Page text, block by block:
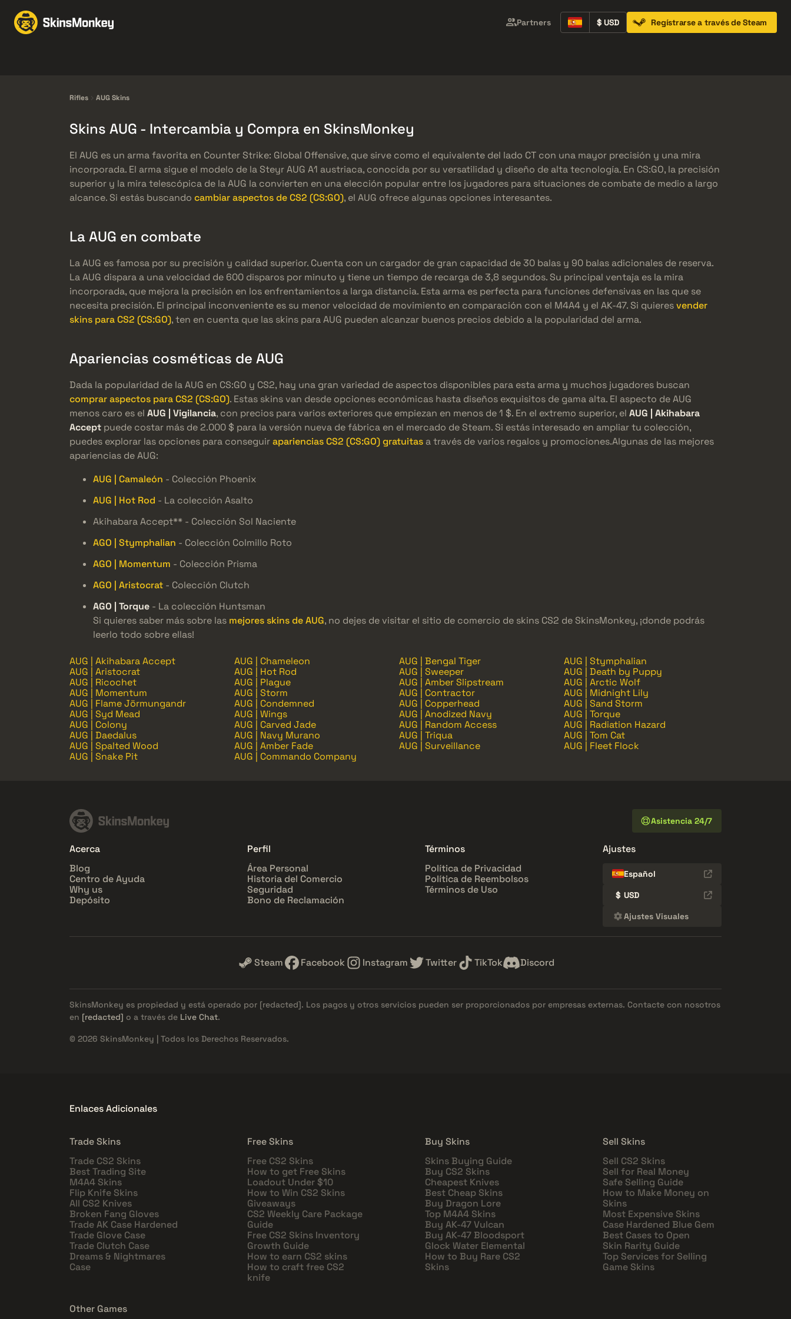
Partners $ USD Regístrarse a través de Steam
Rifles AUG Skins
Skins AUG - Intercambia y Compra en SkinsMonkey
El AUG es un arma favorita en Counter Strike: Global Offensive, que sirve como el equivalente del lado CT con una mayor precisión y una mira
incorporada. El arma sigue el modelo de la Steyr AUG A1 austriaca, conocida por su versatilidad y diseño de alta tecnología. En CS:GO, la precisión
superior y la mira telescópica de la AUG la convierten en una elección popular entre los jugadores para situaciones de combate de medio a largo
alcance. Si estás buscando cambiar aspectos de CS2 (CS:GO), el AUG ofrece algunas opciones interesantes.
La AUG en combate
La AUG es famosa por su precisión y calidad superior. Cuenta con un cargador de gran capacidad de 30 balas y 90 balas adicionales de reserva.
La AUG dispara a una velocidad de 600 disparos por minuto y tiene un tiempo de recarga de 3,8 segundos. Su principal ventaja es la mira
incorporada, que mejora la precisión en los enfrentamientos a larga distancia. Esta arma es perfecta para funciones defensivas en las que se
necesita precisión. El principal inconveniente es su menor velocidad de movimiento en comparación con el M4A4 y el AK-47. Si quieresvender
skins para CS2 (CS:GO), ten en cuenta que las skins para AUG pueden alcanzar buenos precios debido a la popularidad del arma.
Apariencias cosméticas de AUG
Dada la popularidad de la AUG en CS:GO y CS2, hay una gran variedad de aspectos disponibles para esta arma y muchos jugadores buscan
comprar aspectos para CS2 (CS:GO). Estas skins van desde opciones económicas hasta diseños exquisitos de gama alta. El aspecto de AUG
menos caro es el AUG | Vigilancia, con precios para varios exteriores que empiezan en menos de 1 $. En el extremo superior, el AUG | Akihabara
Accept puede costar más de 2.000 $ para la versión nueva de fábrica en el mercado de Steam. Si estás interesado en ampliar tu colección,
puedes explorar las opciones para conseguirapariencias CS2 (CS:GO) gratuitas a través de varios regalos y promociones.Algunas de las mejores
apariencias de AUG:
AUG | Camaleón - Colección Phoenix
AUG | Hot Rod - La colección Asalto
Akihabara Accept** - Colección Sol Naciente
AGO | Stymphalian - Colección Colmillo Roto
AGO | Momentum - Colección Prisma
AGO | Aristocrat - Colección Clutch
AGO | Torque - La colección Huntsman
Si quieres saber más sobre las mejores skins de AUG, no dejes de visitar el sitio de comercio de skins CS2 de SkinsMonkey, ¡donde podrás
leerlo todo sobre ellas!
AUG | Akihabara Accept AUG | Chameleon AUG | Bengal Tiger
AUG | Stymphalian
AUG | Aristocrat
AUG | Hot Rod AUG | Sweeper
AUG | Death by Puppy
AUG | Ricochet
AUG | Plague AUG | Amber Slipstream
AUG | Arctic Wolf
AUG | Momentum
AUG | Storm AUG | Contractor
AUG | Midnight Lily
AUG | Flame Jörmungandr
AUG | Condemned AUG | Copperhead
AUG | Sand Storm
AUG | Syd Mead
AUG | Wings AUG | Anodized Navy
AUG | Torque
AUG | Colony
AUG | Carved Jade AUG | Random Access
AUG | Radiation Hazard
AUG | Daedalus
AUG | Navy Murano AUG | Triqua
AUG | Tom Cat
AUG | Spalted Wood
AUG | Amber Fade AUG | Surveillance
AUG | Fleet Flock
AUG | Snake Pit
AUG | Commando Company
Asistencia 24/7
Acerca
Blog
Centro de Ayuda
Why us
Depósito
Perfil
Área Personal
Historia del Comercio
Seguridad
Bono de Reclamación
Términos
Política de Privacidad
Política de Reembolsos
Términos de Uso
Ajustes
Español
$ USD
Ajustes Visuales
Steam Facebook Instagram Twitter TikTok Discord
SkinsMonkey es propiedad y está operado por [redacted]. Los pagos y otros servicios pueden ser proporcionados por empresas externas. Contacte con nosotros
en [redacted] o a través de Live Chat.
© 2026 SkinsMonkey | Todos los Derechos Reservados.
Enlaces Adicionales
Trade Skins
Trade CS2 Skins
Best Trading Site
M4A4 Skins
Flip Knife Skins
All CS2 Knives
Broken Fang Gloves
Trade AK Case Hardened
Trade Glove Case
Trade Clutch Case
Dreams & Nightmares
Case
Free Skins
Free CS2 Skins
How to get Free Skins
Loadout Under $10
How to Win CS2 Skins
Giveaways
CS2 Weekly Care Package
Guide
Free CS2 Skins Inventory
Growth Guide
How to earn CS2 skins
How to craft free CS2
knife
Buy Skins
Skins Buying Guide
Buy CS2 Skins
Cheapest Knives
Best Cheap Skins
Buy Dragon Lore
Top M4A4 Skins
Buy AK-47 Vulcan
Buy AK-47 Bloodsport
Glock Water Elemental
How to Buy Rare CS2
Skins
Sell Skins
Sell CS2 Skins
Sell for Real Money
Safe Selling Guide
How to Make Money on
Skins
Most Expensive Skins
Case Hardened Blue Gem
Best Cases to Open
Skin Rarity Guide
Top Services for Selling
Game Skins
Other Games